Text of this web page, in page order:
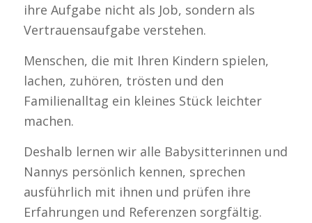
ihre Aufgabe nicht als Job, sondern als
Vertrauensaufgabe verstehen.
Menschen, die mit Ihren Kindern spielen,
lachen, zuhören, trösten und den
Familienalltag ein kleines Stück leichter
machen.
Deshalb lernen wir alle Babysitterinnen und
Nannys persönlich kennen, sprechen
ausführlich mit ihnen und prüfen ihre
Erfahrungen und Referenzen sorgfältig.